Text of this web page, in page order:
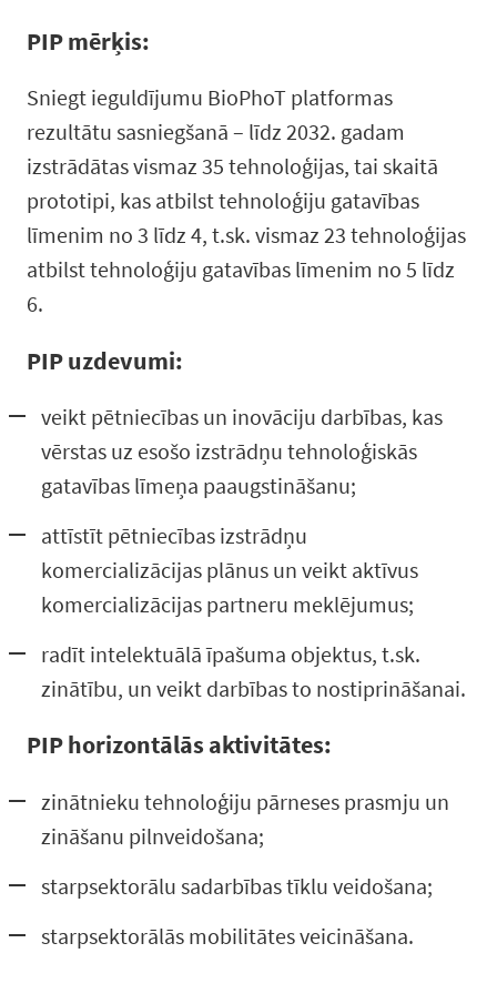
PIP mērķis:
Sniegt ieguldījumu BioPhoT platformas
rezultātu sasniegšanā – līdz 2032. gadam
izstrādātas vismaz 35 tehnoloģijas, tai skaitā
prototipi, kas atbilst tehnoloģiju gatavības
līmenim no 3 līdz 4, t.sk. vismaz 23 tehnoloģijas
atbilst tehnoloģiju gatavības līmenim no 5 līdz
6.
PIP uzdevumi:
veikt pētniecības un inovāciju darbības, kas
vērstas uz esošo izstrādņu tehnoloģiskās
gatavības līmeņa paaugstināšanu;
attīstīt pētniecības izstrādņu
komercializācijas plānus un veikt aktīvus
komercializācijas partneru meklējumus;
radīt intelektuālā īpašuma objektus, t.sk.
zinātību, un veikt darbības to nostiprināšanai.
PIP horizontālās aktivitātes:
zinātnieku tehnoloģiju pārneses prasmju un
zināšanu pilnveidošana;
starpsektorālu sadarbības tīklu veidošana;
starpsektorālās mobilitātes veicināšana.